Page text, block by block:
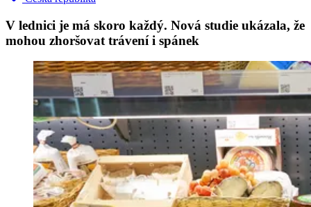
V lednici je má skoro každý. Nová studie ukázala, že
mohou zhoršovat trávení i spánek